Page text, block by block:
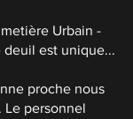
Urbain -
deuil est unique...
proche nous
Le personnel